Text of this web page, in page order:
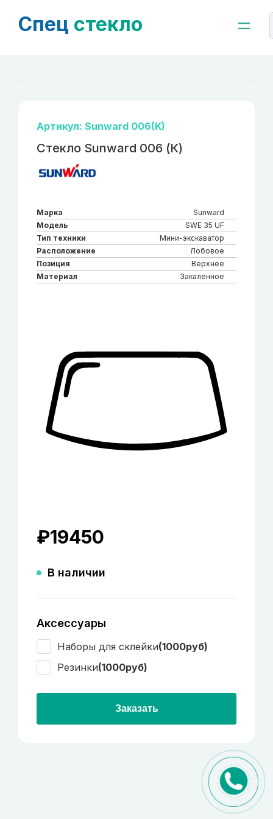
Спец стекло
Артикул: Sunward 006(K)
Стекло Sunward 006 (К)
Марка
Sunward
Модель
SWE 35 UF
Тип техники
Мини-экскаватор
Расположение
Лобовое
Позиция
Верхнее
Материал
Закаленное
₽19450
В наличии
Аксессуары
Наборы для склейки(1000руб)
Резинки(1000руб)
Заказать